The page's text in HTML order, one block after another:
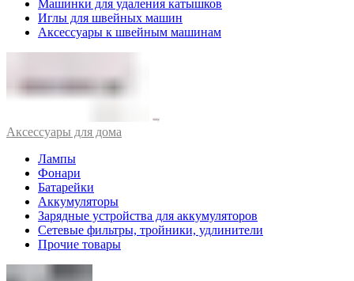
Машинки для удаления катышков
Иглы для швейных машин
Аксессуары к швейным машинам
Аксессуары для дома
Лампы
Фонари
Батарейки
Аккумуляторы
Зарядные устройства для аккумуляторов
Сетевые фильтры, тройники, удлинители
Прочие товары